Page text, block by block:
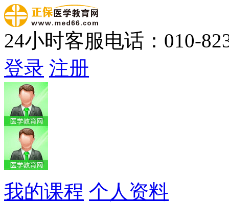
24小时客服电话：010-
登录 注册
我的课程 个人资料